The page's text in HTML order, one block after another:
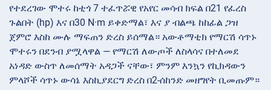
የተደረገው ሞተሩ ከቲጎ 7 ተፈጥሯዊ የአየር መሳብ ክፍል በ21 የፈረስ
ጉልበት (hp) እና በ30 N·m ይቀድማል፣ እና ያ ብልጫ ከከፊል ጋዝ
ጀምሮ እስከ ሙሉ ማፍጠን ድረስ ይሰማል። አውቶማቲክ የማርሽ ሳጥኑ
ሞተሩን በደንብ ያሟላዋል — የማርሽ ለውጦች ለስላሳና በተለመደ
አነዳድ ውስጥ ለመሰማት አዳጋች ናቸው፣ ምንም እንኳን የኪክዳውን
ምላሾች ሳጥኑ ውሳኔ እስኪያደርግ ድረስ በ2-ሰከንድ መዘግየት ቢመጡም።